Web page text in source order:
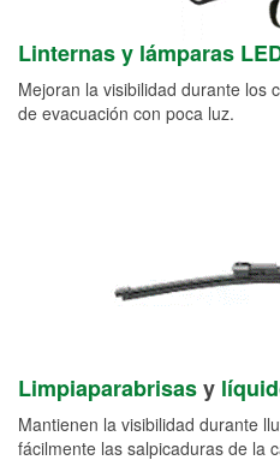
Linternas y lámparas
Mejoran la visibilidad durante los
de evacuación con poca luz.
Limpiaparabrisasy
Mantienen la visibilidad durante
fácilmente las salpicaduras de la